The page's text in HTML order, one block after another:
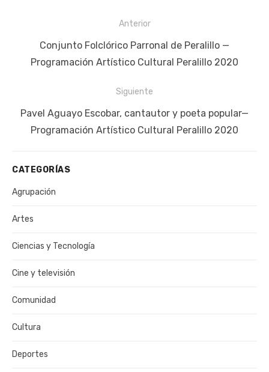
entradas
Anterior
Publicación
anterior:
Conjunto Folclórico Parronal de Peralillo —
Programación Artístico Cultural Peralillo 2020
Siguiente
Siguiente
publicación:
Pavel Aguayo Escobar, cantautor y poeta popular—
Programación Artístico Cultural Peralillo 2020
CATEGORÍAS
Agrupación
Artes
Ciencias y Tecnología
Cine y televisión
Comunidad
Cultura
Deportes